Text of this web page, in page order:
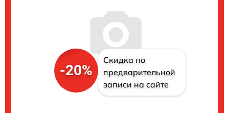
-20%
Скидка по
предварительной
записи на сайте